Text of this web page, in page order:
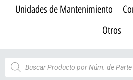
Unidades de Mantenimiento
Otros